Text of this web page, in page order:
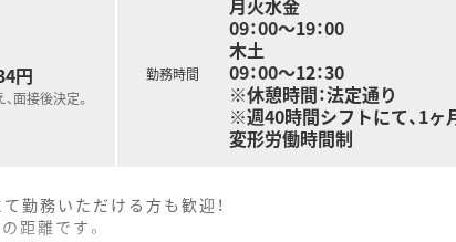
んが、
働きやすい労働環境を考えている
円
面接後決定。
勤務時間
09：00～19：00
木土
09：00～12：30
※休憩時間：法定通り
※週40時間シフトにて、1ヶ
変形労働時間制
勤務いただける方も歓迎！
距離です。